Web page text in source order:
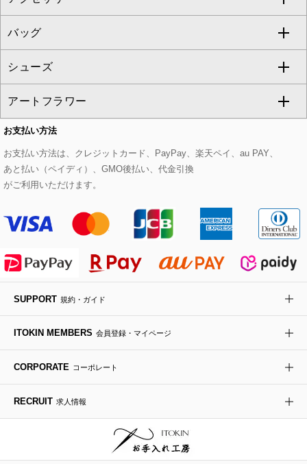
eur3
Maison de CINQ
MK MICHEL KLEIN BAG
HIROKO KOSHINO
re:edition project 165
パーカー
タンクトップ・キャミソール
スウェット・ジャージー
その他のトップス
サロペット・オールインワン
その他のパンツ
ショート・ミニ丈スカート
その他のスカート
セットアップ
セットアップジャケット
セットアップパンツ
セットアップスカート
セットアップワンピース
ピーコート
ダッフルコート
チェスターコート
モッズコート
ステンカラーコート
ライダースジャケット
デニムジャケット
ダウンジャケット・コート
その他のコート・ブルゾン
マスク
ストール・マフラー・スヌード
ベルト・サスペンダー
帽子
ヘアアクセサリー
ハンカチ・バンダナ
手袋
チャーム・ストラップ
傘・日傘
すべてのアクセサリー
ネックレス
ピアス・イヤリング
ブレスレット・バングル
ブローチ・コサージュ
バッグ
すべてのバッグ
トートバッグ
ショルダーバッグ
ボストンバッグ
バックパック・リュック
ボディバッグ・メッセンジャーバッグ
トラベルバッグ
ビジネスバッグ
その他のバッグ
シューズ
すべてのシューズ
パンプス
スニーカー
フラットシューズ
ローファー
ドレスシューズ
サンダル・ミュール
その他のシューズ
アートフラワー
すべてのアートフラワー
ローズ
カサブランカ・カラー
ラナンキュラス
ポプリアレンジ＆フレグランス
その他のアートフラワー
お支払い方法
お支払い方法は、クレジットカード、PayPay、楽天ペイ、au PAY、
あと払い（ペイディ）、GMO後払い、代金引換
がご利用いただけます。
SUPPORT 規約・ガイド
ITOKIN MEMBERS 会員登録・マイページ
CORPORATE コーポレート
RECRUIT 求人情報